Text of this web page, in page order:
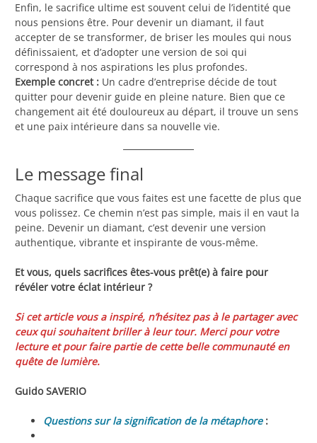
Enfin, le sacrifice ultime est souvent celui de l’identité que
nous pensions être. Pour devenir un diamant, il faut
accepter de se transformer, de briser les moules qui nous
définissaient, et d’adopter une version de soi qui
correspond à nos aspirations les plus profondes.
Exemple concret : Un cadre d’entreprise décide de tout
quitter pour devenir guide en pleine nature. Bien que ce
changement ait été douloureux au départ, il trouve un sens
et une paix intérieure dans sa nouvelle vie.
Le message final
Chaque sacrifice que vous faites est une facette de plus que
vous polissez. Ce chemin n’est pas simple, mais il en vaut la
peine. Devenir un diamant, c’est devenir une version
authentique, vibrante et inspirante de vous-même.
Et vous, quels sacrifices êtes-vous prêt(e) à faire pour
révéler votre éclat intérieur ?
Si cet article vous a inspiré, n’hésitez pas à le partager avec
ceux qui souhaitent briller à leur tour. Merci pour votre
lecture et pour faire partie de cette belle communauté en
quête de lumière.
Guido SAVERIO
Questions sur la signification de la métaphore :